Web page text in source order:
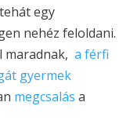
egy
nehéz feloldani.
maradnak, a férfi
gyermek
megcsalás a